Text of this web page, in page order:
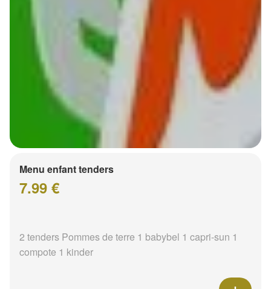
Menu enfant tenders
7.99 €
2 tenders Pommes de terre 1 babybel 1 capri-sun 1
compote 1 kinder